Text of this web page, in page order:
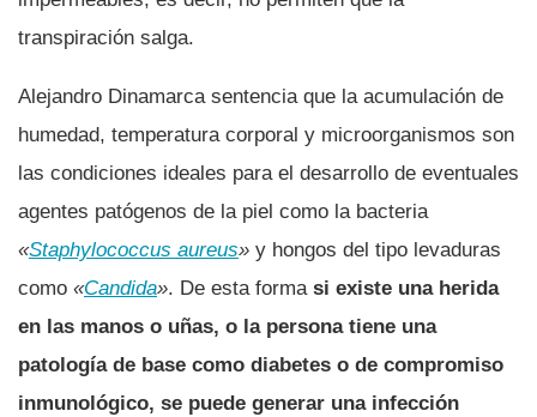
transpiración salga.
Alejandro Dinamarca sentencia que la acumulación de
humedad, temperatura corporal y microorganismos son
las condiciones ideales para el desarrollo de eventuales
agentes patógenos de la piel como la bacteria
«Staphylococcus aureus» y hongos del tipo levaduras
como «Candida». De esta forma si existe una herida
en las manos o uñas, o la persona tiene una
patologí­a de base como diabetes o de compromiso
inmunológico, se puede generar una infección